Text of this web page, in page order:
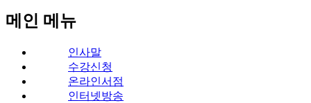
메인 메뉴
인사말
수강신청
온라인서점
인터넷방송